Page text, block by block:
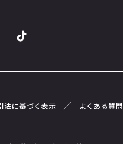
法に基づく表示 よくある質問